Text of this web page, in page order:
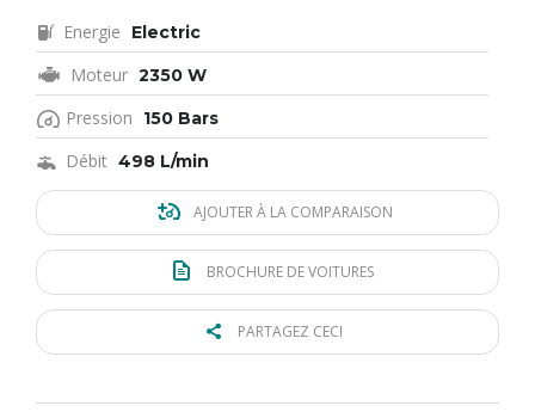
Energie Electric
Moteur 2350 W
Pression 150 Bars
Débit 498 L/min
AJOUTER À LA COMPARAISON
BROCHURE DE VOITURES
PARTAGEZ CECI